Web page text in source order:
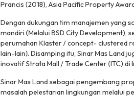
Prancis (2018), Asia Pacific Property
Dengan dukungan tim manajemen yang
mandiri (Melalui BSD City Development),
perumahan Klaster / concept- clustered
lain-lain). Disamping itu, Sinar Mas Land
inovatif Strata Mall / Trade Center (ITC) di
Sinar Mas Land sebagai pengembang
masalah pelestarian lingkungan melalui